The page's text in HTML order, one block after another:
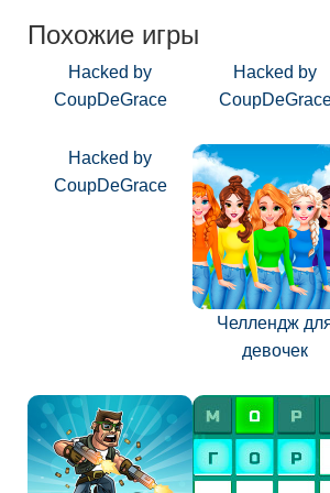
Похожие игры
Hacked by
CoupDeGrace
Hacked by
Hacked by
CoupDeGrace
Челлендж
девочек